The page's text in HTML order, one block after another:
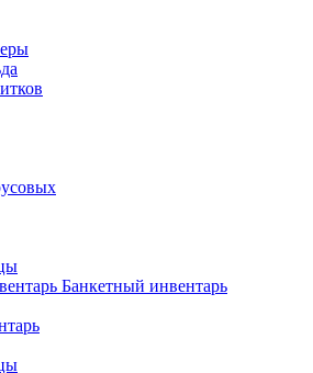
Банкетный инвентарь